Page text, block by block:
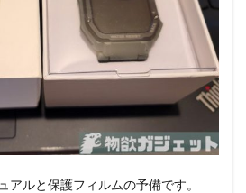
アルと保護フィルムの予備です。